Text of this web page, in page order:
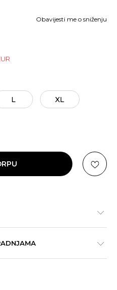
Obavijesti me o sniženju
L XL